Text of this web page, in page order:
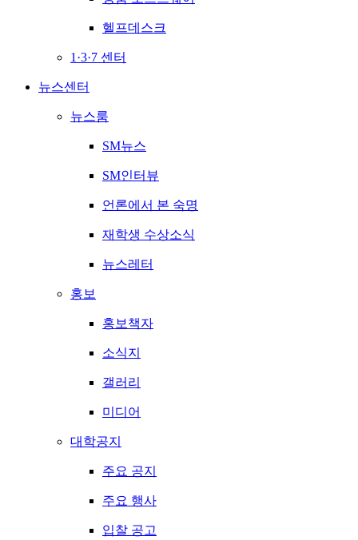
헬프데스크
1·3·7 센터
뉴스센터
뉴스룸
SM뉴스
SM인터뷰
언론에서 본 숙명
재학생 수상소식
뉴스레터
홍보
홍보책자
소식지
갤러리
미디어
대학공지
주요 공지
주요 행사
입찰 공고